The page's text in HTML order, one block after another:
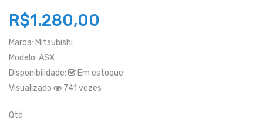
R$1.280,00
Marca: Mitsubishi
Modelo: ASX
Disponibilidade:
Em estoque
Visualizado
741 vezes
Qtd